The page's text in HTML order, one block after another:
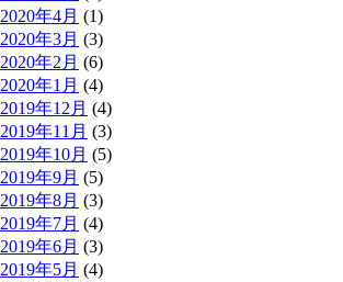
2020年4月 (1)
2020年3月 (3)
2020年2月 (6)
2020年1月 (4)
2019年12月 (4)
2019年11月 (3)
2019年10月 (5)
2019年9月 (5)
2019年8月 (3)
2019年7月 (4)
2019年6月 (3)
2019年5月 (4)